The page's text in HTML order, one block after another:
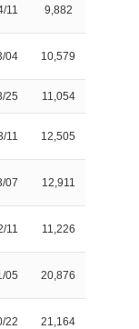
11 9,882
04 10,579
25 11,054
11 12,505
07 12,911
11 11,226
05 20,876
22 21,164